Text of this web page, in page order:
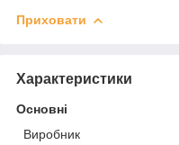
Приховати
Характеристики
Основні
Виробник